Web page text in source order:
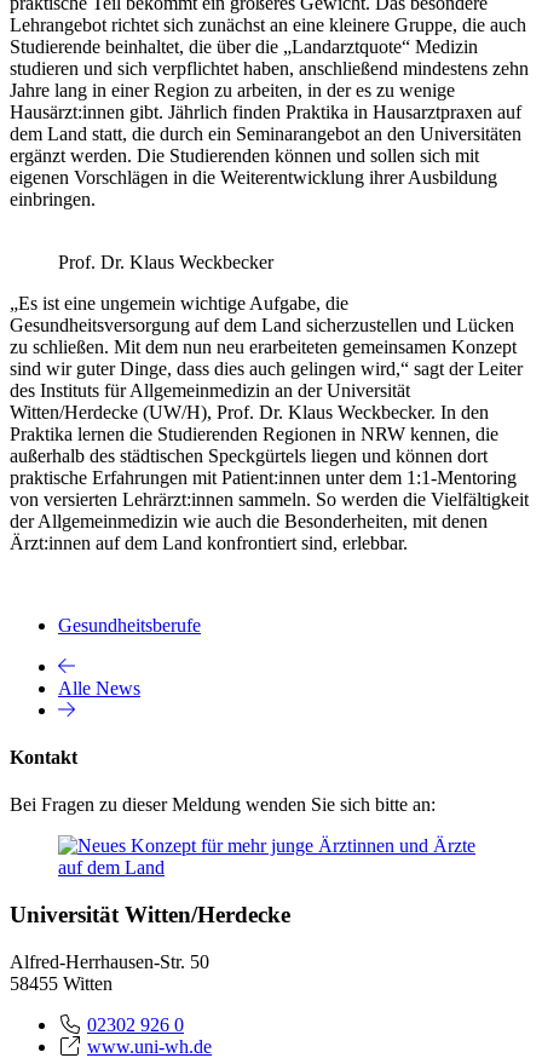
Lehrangebot richtet sich zunächst an eine kleinere Gruppe, die auch
Studierende beinhaltet, die über die „Landarztquote“ Medizin
studieren und sich verpflichtet haben, anschließend mindestens zehn
Jahre lang in einer Region zu arbeiten, in der es zu wenige
Hausärzt:innen gibt. Jährlich finden Praktika in Hausarztpraxen auf
dem Land statt, die durch ein Seminarangebot an den Universitäten
ergänzt werden. Die Studierenden können und sollen sich mit
eigenen Vorschlägen in die Weiterentwicklung ihrer Ausbildung
einbringen.
Prof. Dr. Klaus Weckbecker
„Es ist eine ungemein wichtige Aufgabe, die
Gesundheitsversorgung auf dem Land sicherzustellen und Lücken
zu schließen. Mit dem nun neu erarbeiteten gemeinsamen Konzept
sind wir guter Dinge, dass dies auch gelingen wird,“ sagt der Leiter
des Instituts für Allgemeinmedizin an der Universität
Witten/Herdecke (UW/H), Prof. Dr. Klaus Weckbecker. In den
Praktika lernen die Studierenden Regionen in NRW kennen, die
außerhalb des städtischen Speckgürtels liegen und können dort
praktische Erfahrungen mit Patient:innen unter dem 1:1-Mentoring
von versierten Lehrärzt:innen sammeln. So werden die Vielfältigkeit
der Allgemeinmedizin wie auch die Besonderheiten, mit denen
Ärzt:innen auf dem Land konfrontiert sind, erlebbar.
Gesundheitsberufe
Alle News
Kontakt
Bei Fragen zu dieser Meldung wenden Sie sich bitte an:
Universität Witten/Herdecke
Alfred-Herrhausen-Str. 50
58455 Witten
02302 926 0
www.uni-wh.de